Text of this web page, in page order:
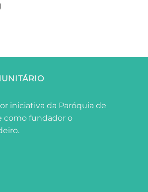
iniciativa da Paróquia de
como fundador o